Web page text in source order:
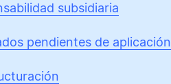
subsidiaria
pendientes de aplicación